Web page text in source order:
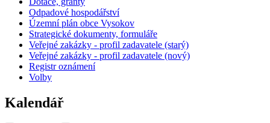
Odpadové hospodářství
Územní plán obce Vysokov
Strategické dokumenty, formuláře
Veřejné zakázky - profil zadavatele (starý)
Veřejné zakázky - profil zadavatele (nový)
Registr oznámení
Volby
Kalendář